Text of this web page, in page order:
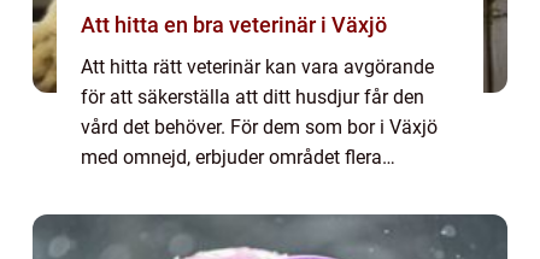
Att hitta en bra veterinär i Växjö
Att hitta rätt veterinär kan vara avgörande
för att säkerställa att ditt husdjur får den
vård det behöver. För dem som bor i Växjö
med omnejd, erbjuder området flera